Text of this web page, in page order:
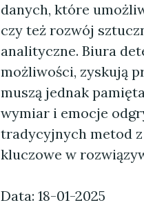
danych, które
czy też rozwój
analityczne. Biura
możliwości, zyskują
muszą jednak
wymiar i emocje
tradycyjnych metod
kluczowe w
Data: 18-01-2025